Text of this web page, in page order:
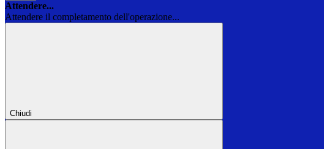
Attendere...
Attendere il completamento dell'operazione...
Chiudi